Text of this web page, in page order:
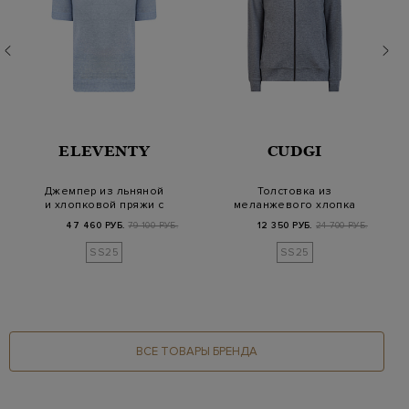
ELEVENTY
Джемпер из льняной
и хлопковой пряжи с
короткими рукав…
47 460 РУБ. 79 100 РУБ.
SS25
CUDGI
Толстовка из
меланжевого хлопка
интерлок с вышитым
лог…
12 350 РУБ. 24 700 РУБ.
SS25
ВСЕ ТОВАРЫ БРЕНДА